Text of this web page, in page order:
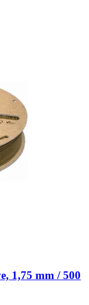
1,75 mm / 500